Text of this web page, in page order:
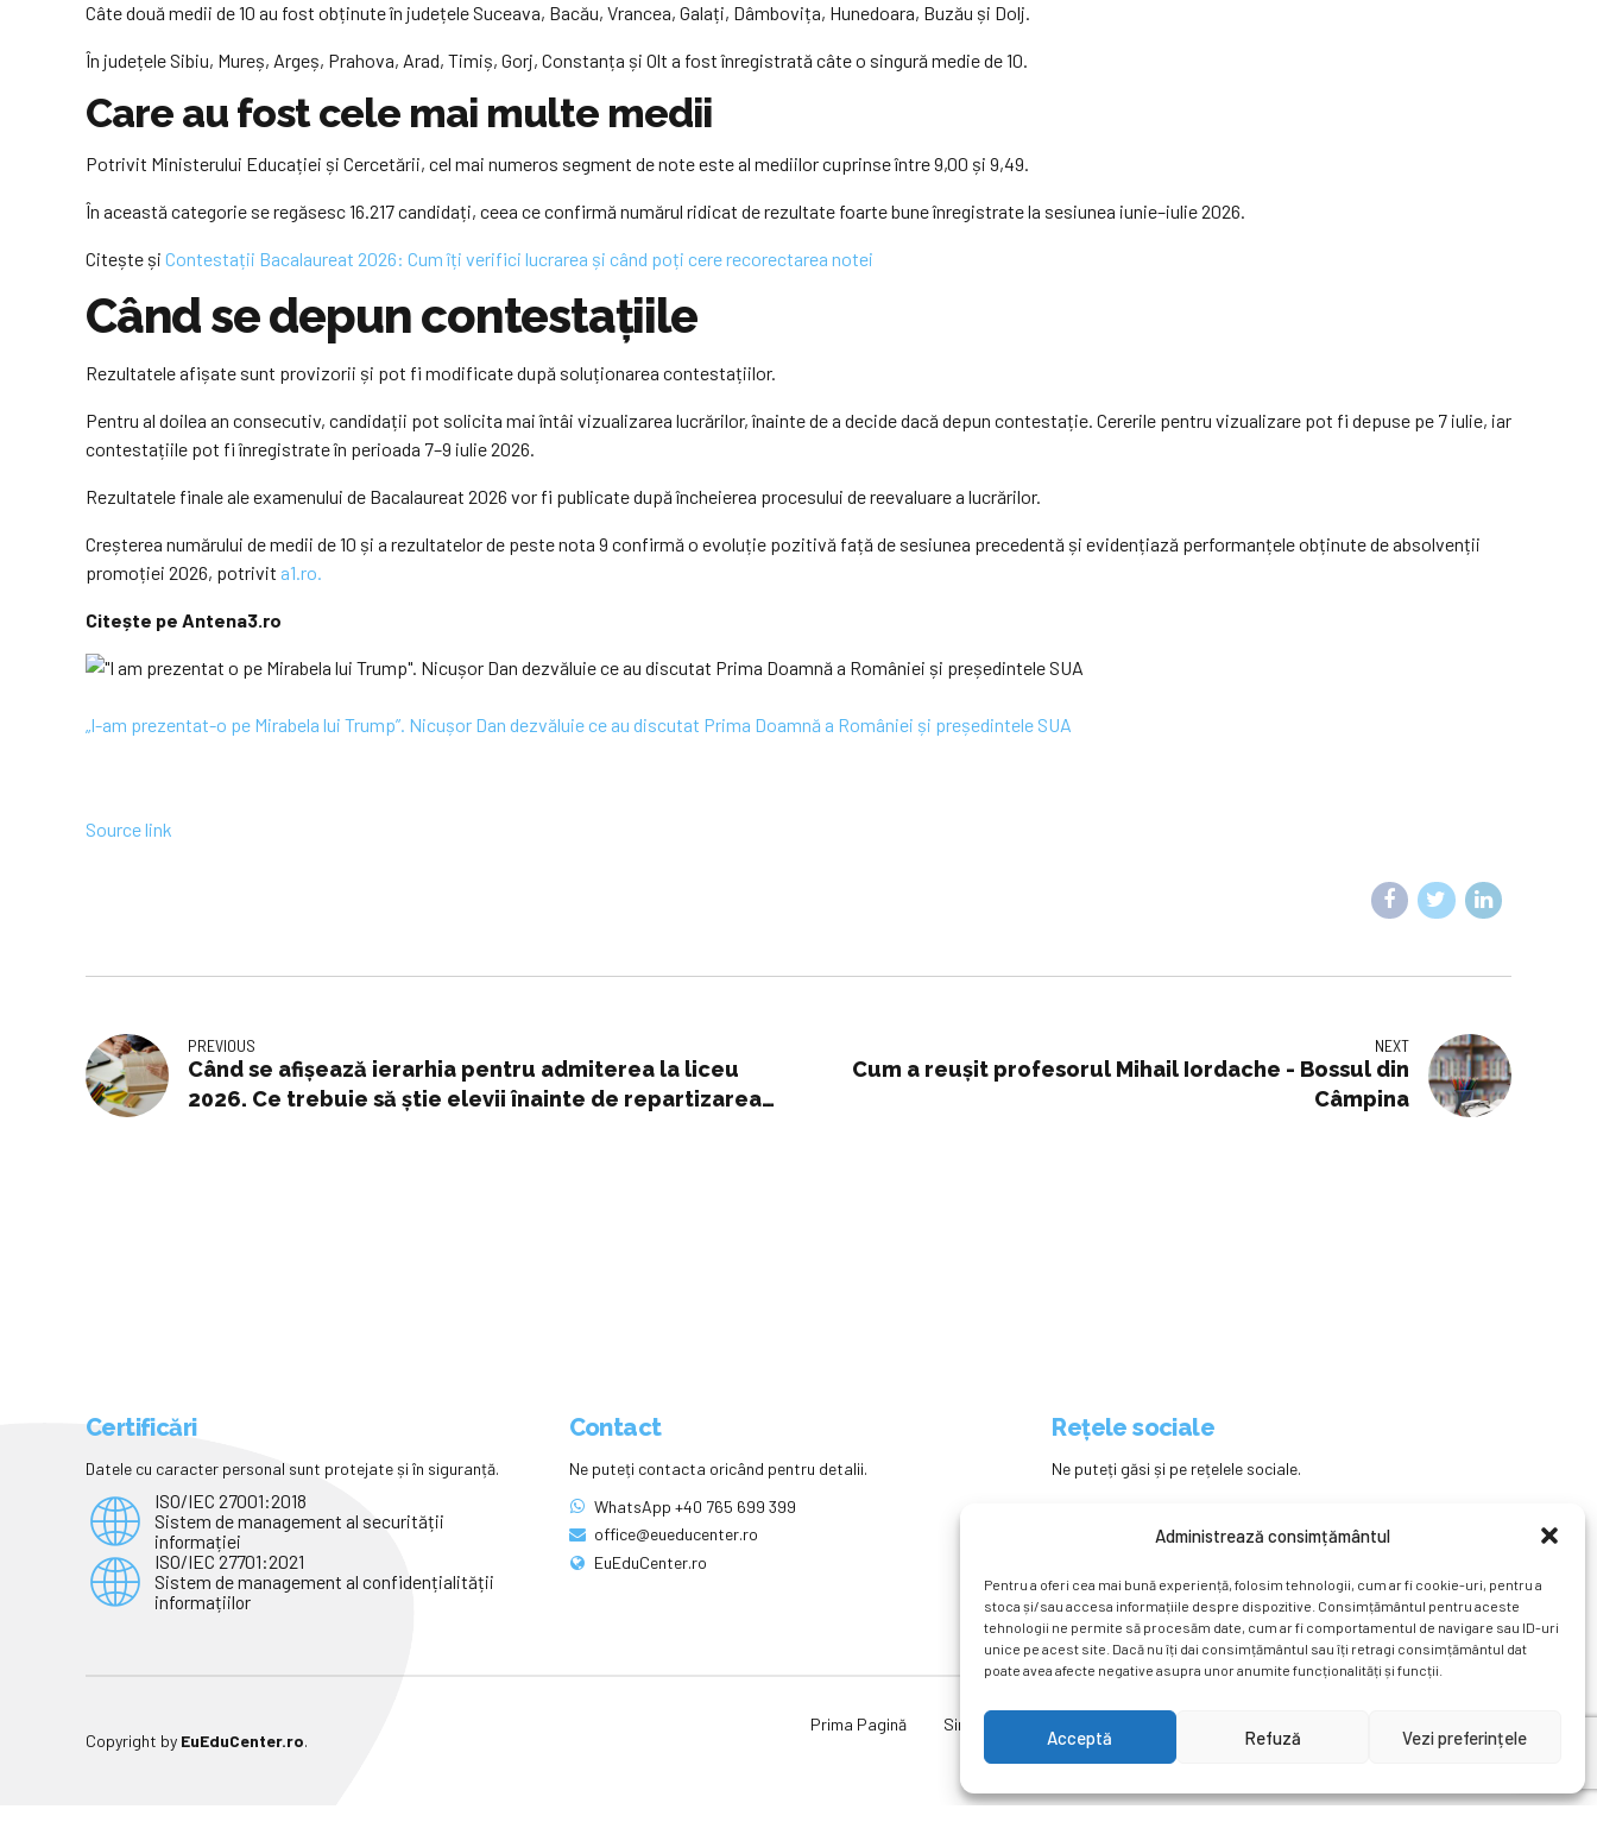
Administrează consimțământul
Pentru a oferi cea mai bună experiență, folosim tehnologii, cum ar fi cookie-uri, pentru a
stoca și/sau accesa informațiile despre dispozitive. Consimțământul pentru aceste
tehnologii ne permite să procesăm date, cum ar fi comportamentul de navigare sau ID-uri
unice pe acest site. Dacă nu îți dai consimțământul sau îți retragi consimțământul dat
poate avea afecte negative asupra unor anumite funcționalități și funcții.
Acceptă Refuză Vezi preferințele
Câte două medii de 10 au fost obținute în județele Suceava, Bacău, Vrancea, Galați, Dâmbovița, Hunedoara, Buzău și Dolj.
În județele Sibiu, Mureș, Argeș, Prahova, Arad, Timiș, Gorj, Constanța și Olt a fost înregistrată câte o singură medie de 10.
Care au fost cele mai multe medii
Potrivit Ministerului Educației și Cercetării, cel mai numeros segment de note este al mediilor cuprinse între 9,00 și 9,49.
În această categorie se regăsesc 16.217 candidați, ceea ce confirmă numărul ridicat de rezultate foarte bune înregistrate la sesiunea iunie–iulie 2026.
Citește și Contestații Bacalaureat 2026: Cum îți verifici lucrarea și când poți cere recorectarea notei
Când se depun contestațiile
Rezultatele afișate sunt provizorii și pot fi modificate după soluționarea contestațiilor.
Pentru al doilea an consecutiv, candidații pot solicita mai întâi vizualizarea lucrărilor, înainte de a decide dacă depun contestație. Cererile pentru vizualizare pot fi depuse pe 7 iulie, iar
contestațiile pot fi înregistrate în perioada 7–9 iulie 2026.
Rezultatele finale ale examenului de Bacalaureat 2026 vor fi publicate după încheierea procesului de reevaluare a lucrărilor.
Creșterea numărului de medii de 10 și a rezultatelor de peste nota 9 confirmă o evoluție pozitivă față de sesiunea precedentă și evidențiază performanțele obținute de absolvenții
promoției 2026, potrivit a1.ro.
Citește pe Antena3.ro
„I-am prezentat-o pe Mirabela lui Trump”. Nicușor Dan dezvăluie ce au discutat Prima Doamnă a României și președintele SUA
Source link
PREVIOUS
Când se afișează ierarhia pentru admiterea la liceu
2026. Ce trebuie să știe elevii înainte de repartizarea
NEXT
Cum a reușit profesorul Mihail Iordache - Bossul din
Câmpina
Certificări
Datele cu caracter personal sunt protejate și în siguranță.
ISO/IEC 27001:2018
Sistem de management al securității
informației
ISO/IEC 27701:2021
Sistem de management al confidențialității
informațiilor
Contact
Ne puteți contacta oricând pentru detalii.
WhatsApp +40 765 699 399
office@eueducenter.ro
EuEduCenter.ro
Rețele sociale
Ne puteți găsi și pe rețelele sociale.
Copyright by EuEduCenter.ro.
Prima Pagină Simpozion Internațional